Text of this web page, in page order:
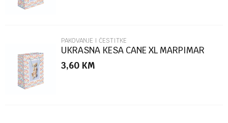
PAKOVANJE I ČESTITKE
UKRASNA KESA CANE XL MARPIMAR
3,60 KM